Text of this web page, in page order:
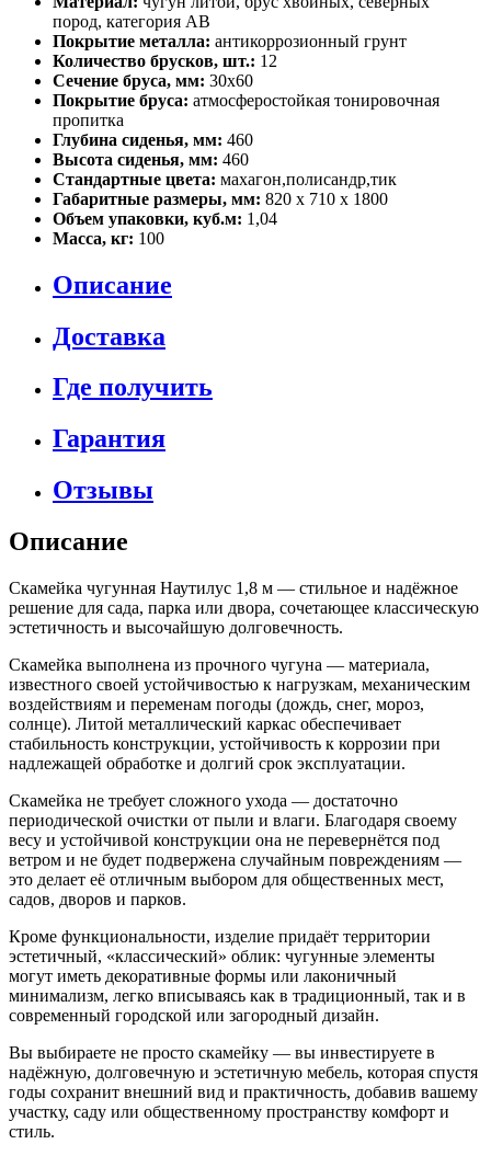
пород, категория АВ
Покрытие металла: антикоррозионный грунт
Количество брусков, шт.: 12
Сечение бруса, мм: 30х60
Покрытие бруса: атмосферостойкая тонировочная
пропитка
Глубина сиденья, мм: 460
Высота сиденья, мм: 460
Стандартные цвета: махагон,полисандр,тик
Габаритные размеры, мм: 820 х 710 х 1800
Объем упаковки, куб.м: 1,04
Масса, кг: 100
Описание
Доставка
Где получить
Гарантия
Отзывы
Описание
Скамейка чугунная Наутилус 1,8 м — стильное и надёжное
решение для сада, парка или двора, сочетающее классическую
эстетичность и высочайшую долговечность.
Скамейка выполнена из прочного чугуна — материала,
известного своей устойчивостью к нагрузкам, механическим
воздействиям и переменам погоды (дождь, снег, мороз,
солнце). Литой металлический каркас обеспечивает
стабильность конструкции, устойчивость к коррозии при
надлежащей обработке и долгий срок эксплуатации.
Скамейка не требует сложного ухода — достаточно
периодической очистки от пыли и влаги. Благодаря своему
весу и устойчивой конструкции она не перевернётся под
ветром и не будет подвержена случайным повреждениям —
это делает её отличным выбором для общественных мест,
садов, дворов и парков.
Кроме функциональности, изделие придаёт территории
эстетичный, «классический» облик: чугунные элементы
могут иметь декоративные формы или лаконичный
минимализм, легко вписываясь как в традиционный, так и в
современный городской или загородный дизайн.
Вы выбираете не просто скамейку — вы инвестируете в
надёжную, долговечную и эстетичную мебель, которая спустя
годы сохранит внешний вид и практичность, добавив вашему
участку, саду или общественному пространству комфорт и
стиль.